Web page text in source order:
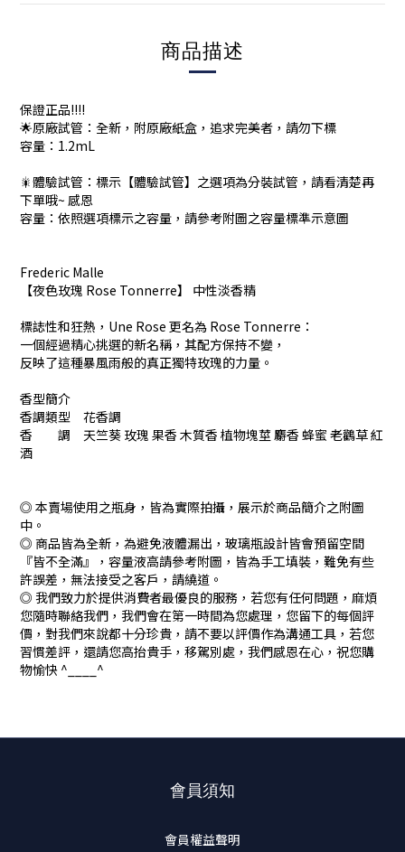
商品描述
保證正品!!!!
🌟原廠試管：全新，附原廠紙盒，追求完美者，請勿下標
容量：1.2mL
🎇體驗試管：標示【體驗試管】之選項為分裝試管，請看清楚再
下單哦~ 感恩
容量：依照選項標示之容量，請參考附圖之容量標準示意圖
Frederic Malle
【夜色玫瑰 Rose Tonnerre】 中性淡香精
標誌性和狂熱，Une Rose 更名為 Rose Tonnerre：
一個經過精心挑選的新名稱，其配方保持不變，
反映了這種暴風雨般的真正獨特玫瑰的力量。
香型簡介
香調類型 花香調
香 調 天竺葵 玫瑰 果香 木質香 植物塊莖 麝香 蜂蜜 老鸛草 紅
酒
◎ 本賣場使用之瓶身，皆為實際拍攝，展示於商品簡介之附圖
中。
◎ 商品皆為全新，為避免液體漏出，玻璃瓶設計皆會預留空間
『皆不全滿』，容量液高請參考附圖，皆為手工填裝，難免有些
許誤差，無法接受之客戶，請繞道。
◎ 我們致力於提供消費者最優良的服務，若您有任何問題，麻煩
您隨時聯絡我們，我們會在第一時間為您處理，您留下的每個評
價，對我們來說都十分珍貴，請不要以評價作為溝通工具，若您
習慣差評，還請您高抬貴手，移駕別處，我們感恩在心，祝您購
物愉快 ^____^
會員須知
會員權益聲明